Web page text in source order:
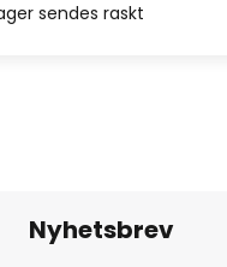
sendes raskt
Nyhetsbrev